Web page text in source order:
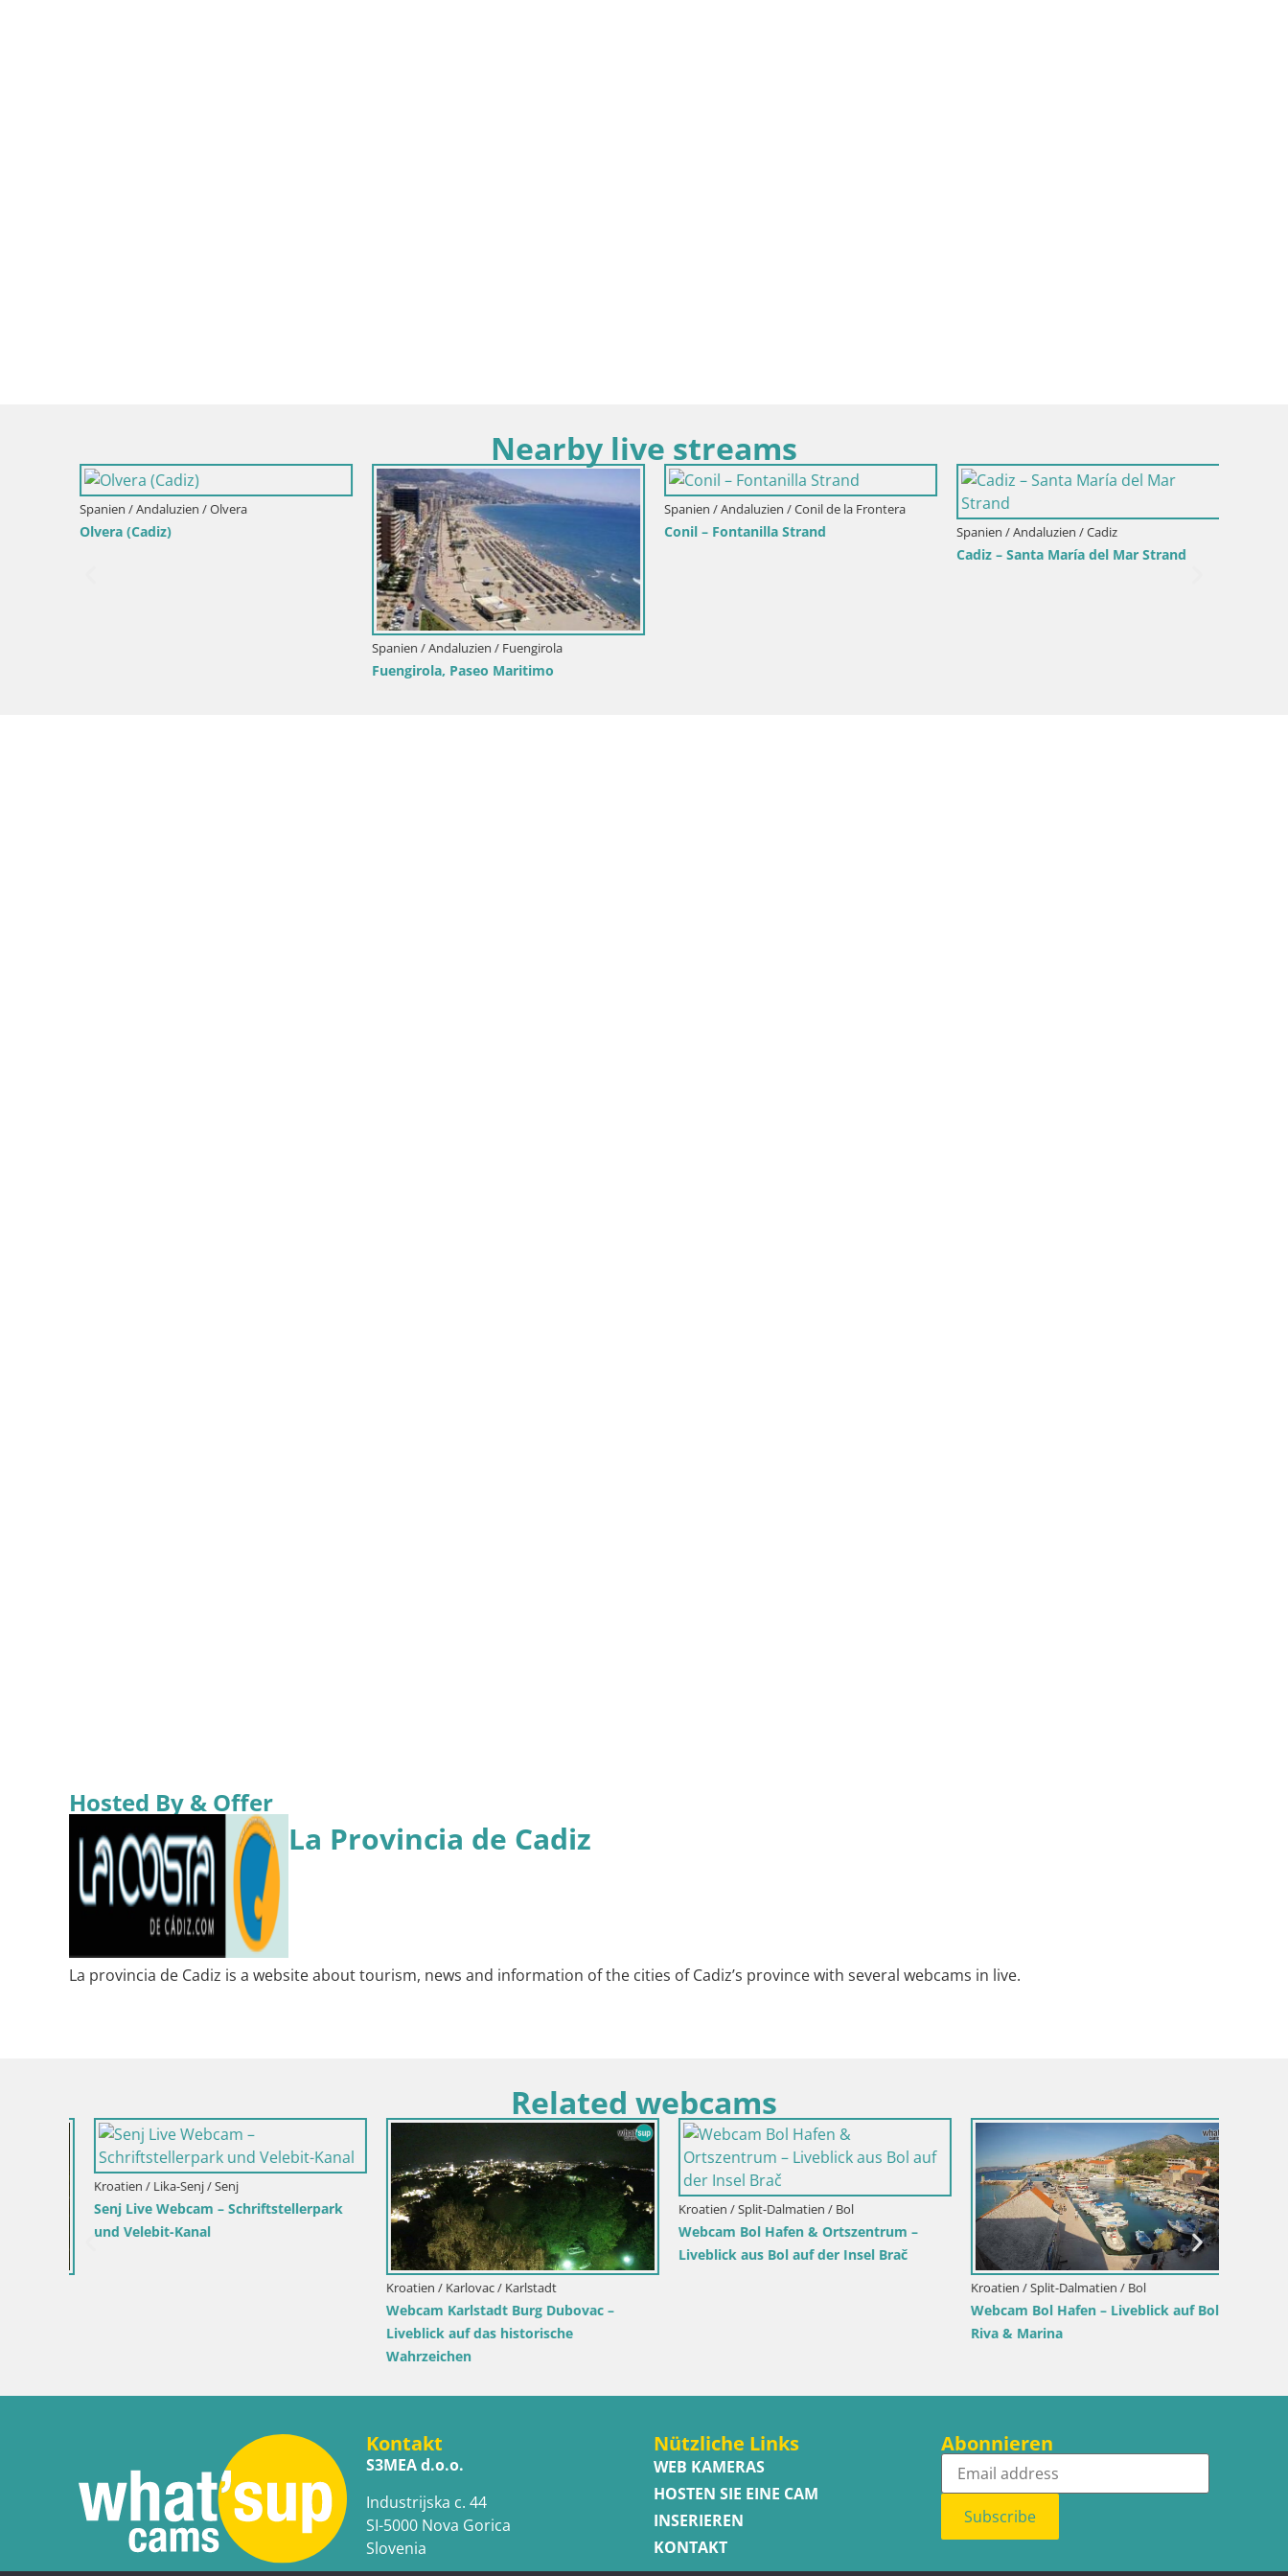
Nearby live streams
Spanien / Andaluzien / Olvera
Olvera (Cadiz)
Spanien / Andaluzien / Fuengirola
Fuengirola, Paseo Maritimo
Spanien / Andaluzien / Conil de la Frontera
Conil – Fontanilla Strand Spanien / Andaluzien / Cadiz
Cadiz – Santa María del Mar Strand
Hosted By & Offer
La Provincia de Cadiz
La provincia de Cadiz is a website about tourism, news and information of the cities of Cadiz’s province with several webcams in live.
Related webcams
Kroatien / Lika-Senj / Senj
Senj Live Webcam – Schriftstellerpark
und Velebit-Kanal
Kroatien / Karlovac / Karlstadt
Webcam Karlstadt Burg Dubovac –
Liveblick auf das historische
Wahrzeichen
Kroatien / Split-Dalmatien / Bol
Webcam Bol Hafen & Ortszentrum –
Liveblick aus Bol auf der Insel Brač
Kroatien / Split-Dalmatien / Bol
Webcam Bol Hafen – Liveblick auf Bol
Riva & Marina
Kontakt
S3MEA d.o.o.
Industrijska c. 44
SI-5000 Nova Gorica
Slovenia
Nützliche Links
WEB KAMERAS
HOSTEN SIE EINE CAM
INSERIEREN
KONTAKT
Abonnieren
Subscribe